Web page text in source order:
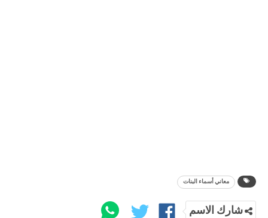
معاني أسماء البنات
شارك الاسم